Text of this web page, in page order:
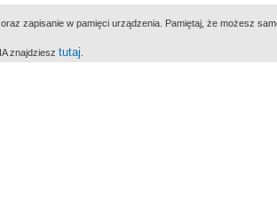
zapisanie w pamięci urządzenia. Pamiętaj, że możesz
znajdziesz tutaj